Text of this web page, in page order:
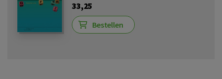
33,25
Bestellen